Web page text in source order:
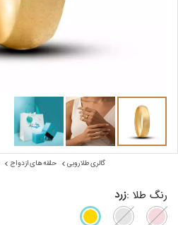
گالری طلا روبی حلقه های ازدواج
رنگ طلا :زرد